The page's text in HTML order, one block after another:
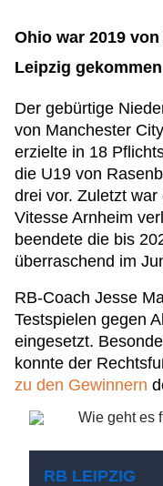
Ohio war 2019
Leipzig gekommen
Der gebürtige
von Manchester
erzielte in 18
die U19 von
drei vor. Zuletzt
Vitesse Arnheim
beendete die bis
überraschend im
RB-Coach Jesse
Testspielen gegen
eingesetzt.
konnte der
zu den Gewinnern
RB LEIPZIG